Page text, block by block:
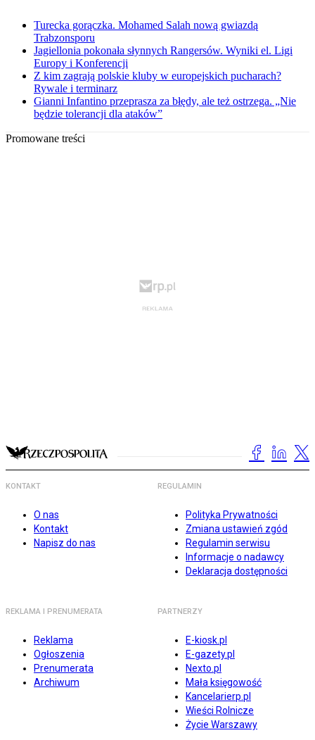
Turecka gorączka. Mohamed Salah nową gwiazdą
Trabzonsporu
Jagiellonia pokonała słynnych Rangersów. Wyniki el. Ligi
Europy i Konferencji
Z kim zagrają polskie kluby w europejskich pucharach?
Rywale i terminarz
Gianni Infantino przeprasza za błędy, ale też ostrzega. „Nie
będzie tolerancji dla ataków”
Promowane treści
KONTAKT
O nas
Kontakt
Napisz do nas
REGULAMIN
Polityka Prywatności
Zmiana ustawień zgód
Regulamin serwisu
Informacje o nadawcy
Deklaracja dostępności
REKLAMA I PRENUMERATA
Reklama
Ogłoszenia
Prenumerata
Archiwum
PARTNERZY
E-kiosk.pl
E-gazety.pl
Nexto.pl
Mała księgowość
Kancelarierp.pl
Wieści Rolnicze
Życie Warszawy